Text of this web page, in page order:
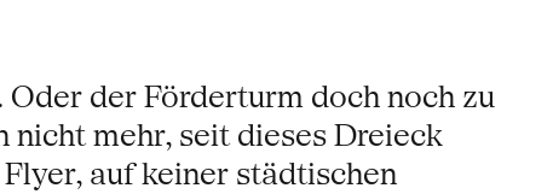
der Förderturm doch noch zu
nicht mehr, seit dieses Dreieck
auf keiner städtischen